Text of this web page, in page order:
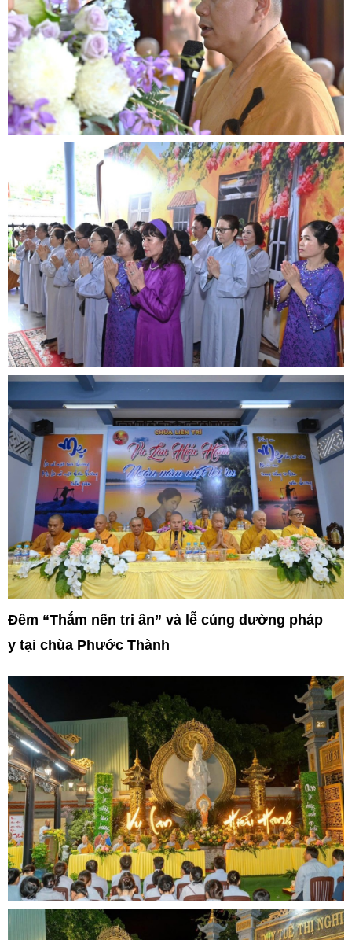
Đêm “Thắm nến tri ân” và lễ cúng dường pháp
y tại chùa Phước Thành